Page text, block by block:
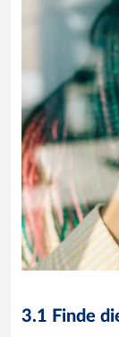
3.1 Finde